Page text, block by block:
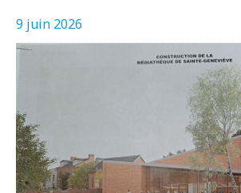
9 juin 2026